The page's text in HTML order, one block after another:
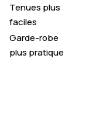
Tenues plus
faciles
Garde-robe
plus pratique